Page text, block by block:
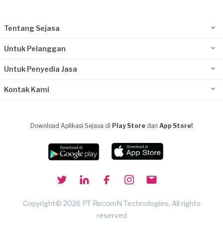
Tentang Sejasa
Untuk Pelanggan
Untuk Penyedia Jasa
Kontak Kami
Download Aplikasi Sejasa di Play Store dan App Store!
Copyright© 2026 PT RecomN Technologies, All rights
reserved